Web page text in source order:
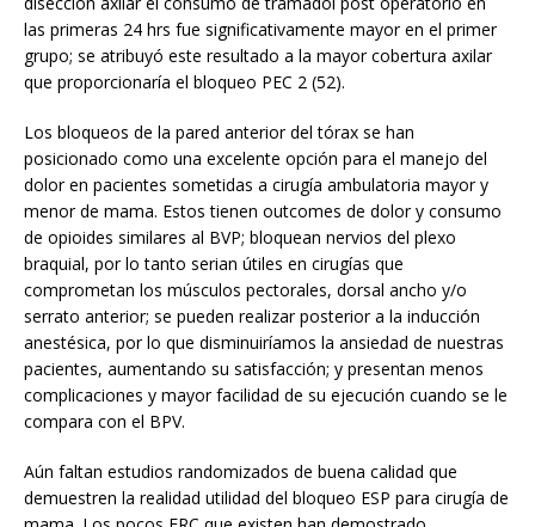
las primeras 24 hrs fue significativamente mayor en el primer
grupo; se atribuyó este resultado a la mayor cobertura axilar
que proporcionaría el bloqueo PEC 2 (52).
Los bloqueos de la pared anterior del tórax se han
posicionado como una excelente opción para el manejo del
dolor en pacientes sometidas a cirugía ambulatoria mayor y
menor de mama. Estos tienen outcomes de dolor y consumo
de opioides similares al BVP; bloquean nervios del plexo
braquial, por lo tanto serian útiles en cirugías que
comprometan los músculos pectorales, dorsal ancho y/o
serrato anterior; se pueden realizar posterior a la inducción
anestésica, por lo que disminuiríamos la ansiedad de nuestras
pacientes, aumentando su satisfacción; y presentan menos
complicaciones y mayor facilidad de su ejecución cuando se le
compara con el BPV.
Aún faltan estudios randomizados de buena calidad que
demuestren la realidad utilidad del bloqueo ESP para cirugía de